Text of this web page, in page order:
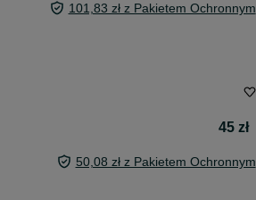
101,83 zł z Pakietem Ochronnym
45 zł
50,08 zł z Pakietem Ochronnym